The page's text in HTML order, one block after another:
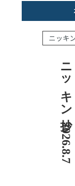
ニッキ
ニッキン抄 2026.8.7